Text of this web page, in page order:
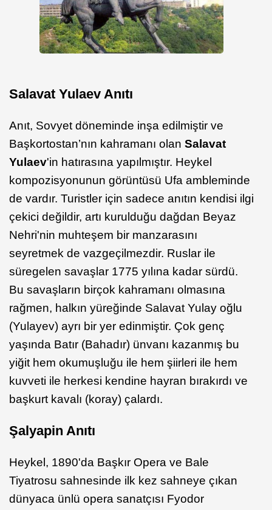
Salavat Yulaev Anıtı
Anıt, Sovyet döneminde inşa edilmiştir ve
Başkortostan’nın kahramanı olan Salavat
Yulaev'in hatırasına yapılmıştır. Heykel
kompozisyonunun görüntüsü Ufa ambleminde
de vardır. Turistler için sadece anıtın kendisi ilgi
çekici değildir, artı kurulduğu dağdan Beyaz
Nehri'nin muhteşem bir manzarasını
seyretmek de vazgeçilmezdir. Ruslar ile
süregelen savaşlar 1775 yılına kadar sürdü.
Bu savaşların birçok kahramanı olmasına
rağmen, halkın yüreğinde Salavat Yulay oğlu
(Yulayev) ayrı bir yer edinmiştir. Çok genç
yaşında Batır (Bahadır) ünvanı kazanmış bu
yiğit hem okumuşluğu ile hem şiirleri ile hem
kuvveti ile herkesi kendine hayran bırakırdı ve
başkurt kavalı (koray) çalardı.
Şalyapin Anıtı
Heykel, 1890'da Başkır Opera ve Bale
Tiyatrosu sahnesinde ilk kez sahneye çıkan
dünyaca ünlü opera sanatçısı Fyodor